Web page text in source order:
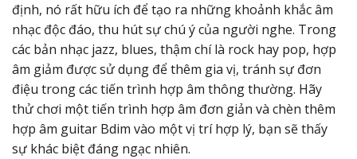
định, nó rất hữu ích để tạo ra những khoảnh khắc âm
nhạc độc đáo, thu hút sự chú ý của người nghe. Trong
các bản nhạc jazz, blues, thậm chí là rock hay pop, hợp
âm giảm được sử dụng để thêm gia vị, tránh sự đơn
điệu trong các tiến trình hợp âm thông thường. Hãy
thử chơi một tiến trình hợp âm đơn giản và chèn thêm
hợp âm guitar Bdim vào một vị trí hợp lý, bạn sẽ thấy
sự khác biệt đáng ngạc nhiên.